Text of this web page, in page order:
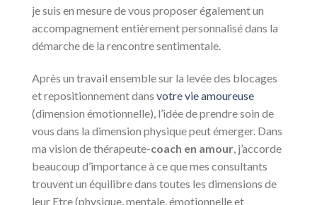
je suis en mesure de vous proposer également un
accompagnement entièrement personnalisé dans la
démarche de la rencontre sentimentale.
Après un travail ensemble sur la levée des blocages
et repositionnement dans votre vie amoureuse
(dimension émotionnelle), l’idée de prendre soin de
vous dans la dimension physique peut émerger. Dans
ma vision de thérapeute-coach en amour , j’accorde
beaucoup d’importance à ce que mes consultants
trouvent un équilibre dans toutes les dimensions de
leur Etre (physique, mentale, émotionnelle et